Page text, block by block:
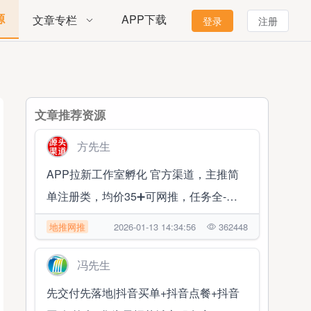
文章专栏 APP下载 登录 注册
文章推荐资源
方先生
APP拉新工作室孵化 官方渠道，主推简
单注册类，均价35➕可网推，任务全-持
续更新当日结算
地推网推 2026-01-13 14:34:56 362448
冯先生
先交付先落地|抖音买单+抖音点餐+抖音